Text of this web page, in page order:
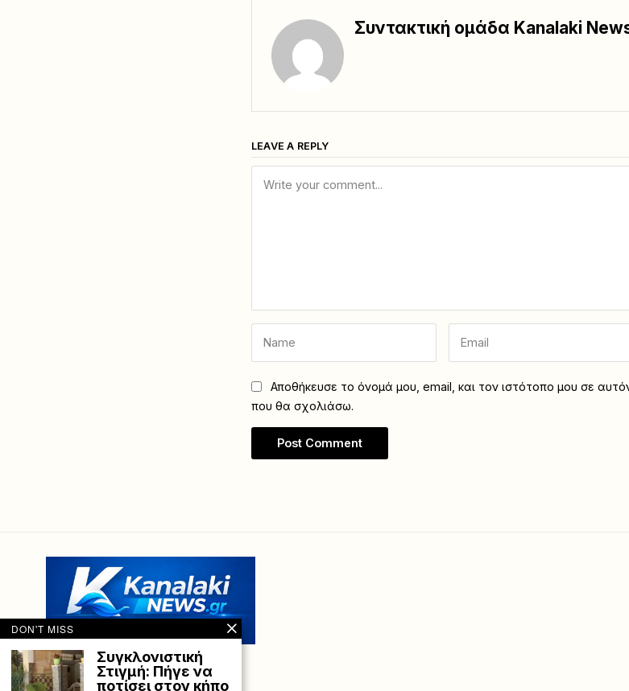
Συντακτική ομάδα Kanalaki
LEAVE A REPLY
Αποθήκευσε το όνομά μου, email, και τον ιστότοπο μου σε
που θα σχολιάσω.
DON'T MISS
Συγκλονιστική
Στιγμή: Πήγε να
ποτίσει στον κήπο